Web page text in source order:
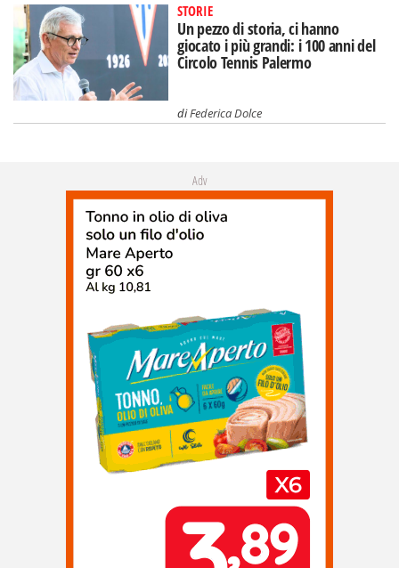
STORIE
Un pezzo di storia, ci hanno
giocato i più grandi: i 100 anni del
Circolo Tennis Palermo
diFederica Dolce
Adv